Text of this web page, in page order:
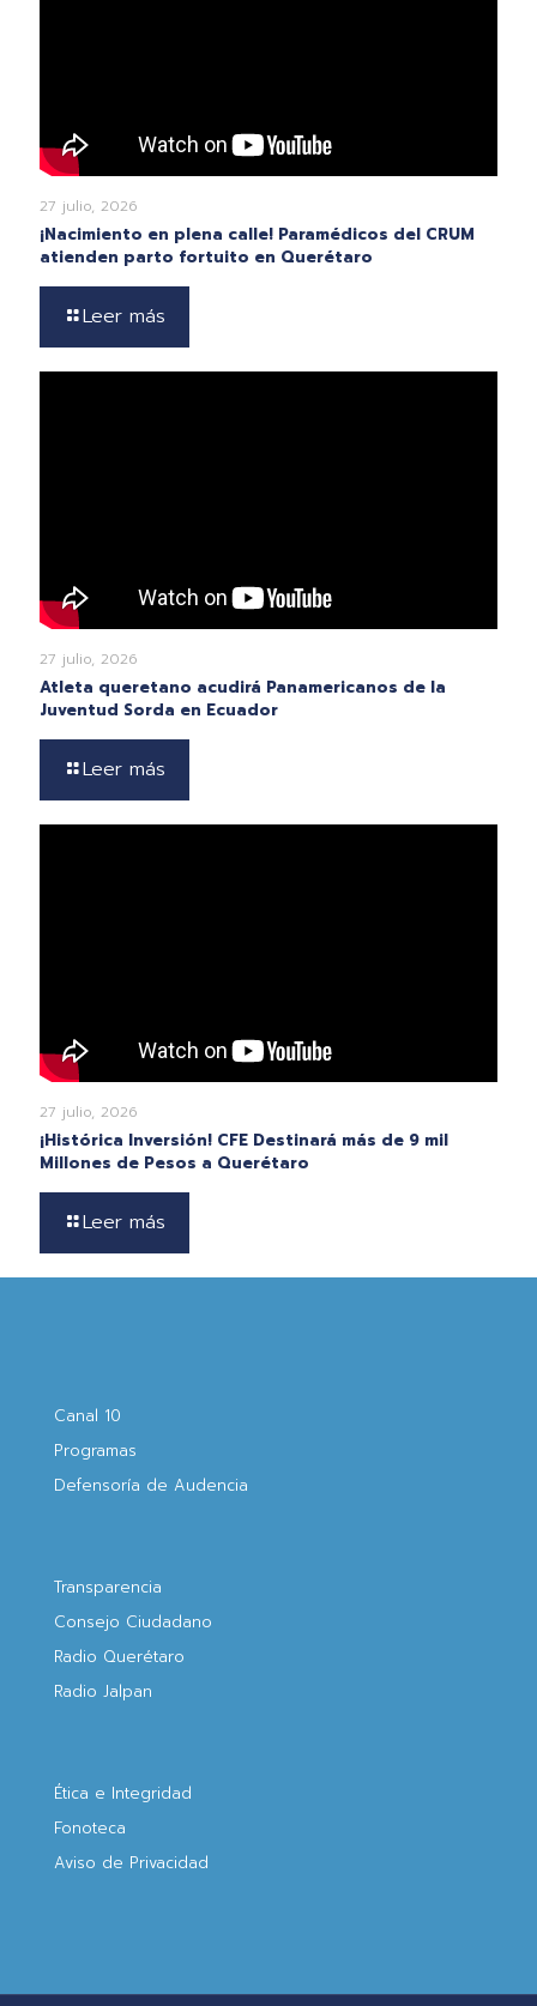
27 julio, 2026
¡Nacimiento en plena calle! Paramédicos del CRUM
atienden parto fortuito en Querétaro
Leer más
27 julio, 2026
Atleta queretano acudirá Panamericanos de la
Juventud Sorda en Ecuador
Leer más
27 julio, 2026
¡Histórica Inversión! CFE Destinará más de 9 mil
Millones de Pesos a Querétaro
Leer más
Canal 10
Programas
Defensoría de Audencia
Transparencia
Consejo Ciudadano
Radio Querétaro
Radio Jalpan
Ética e Integridad
Fonoteca
Aviso de Privacidad